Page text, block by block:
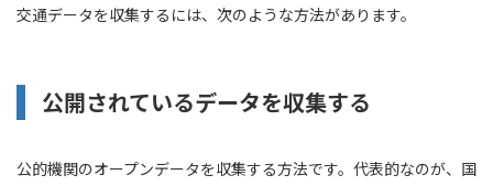
交通データを収集するには、次のような方法があります。
公開されているデータを収集する
公的機関のオープンデータを収集する方法です。代表的なのが、国